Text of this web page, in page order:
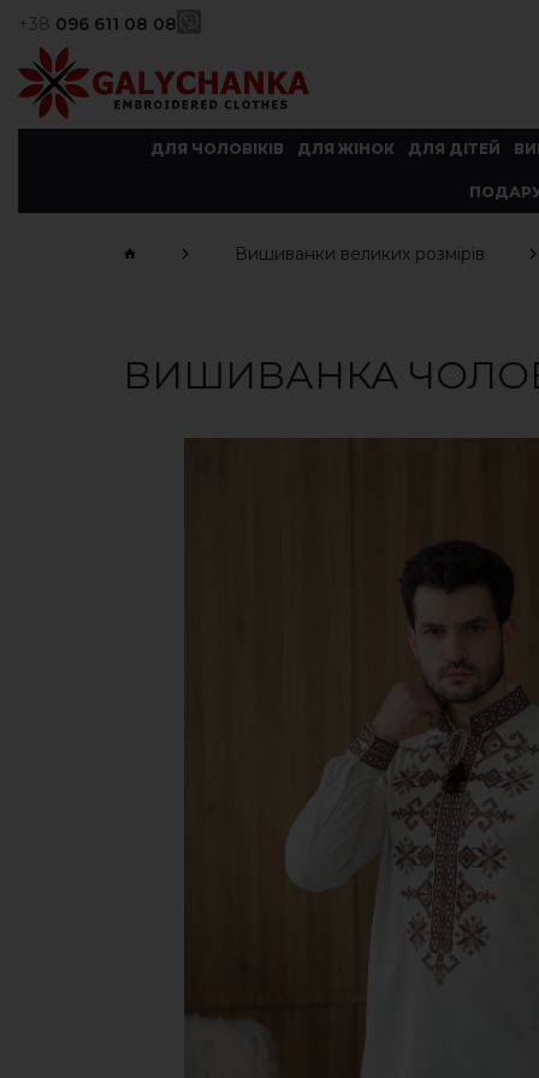
+38 096 611 08 08
ДЛЯ ЧОЛОВІКІВ ДЛЯ ЖІНОК ДЛЯ ДІТЕЙ
Вишиванки великих розмірів
ВИШИВАНКА